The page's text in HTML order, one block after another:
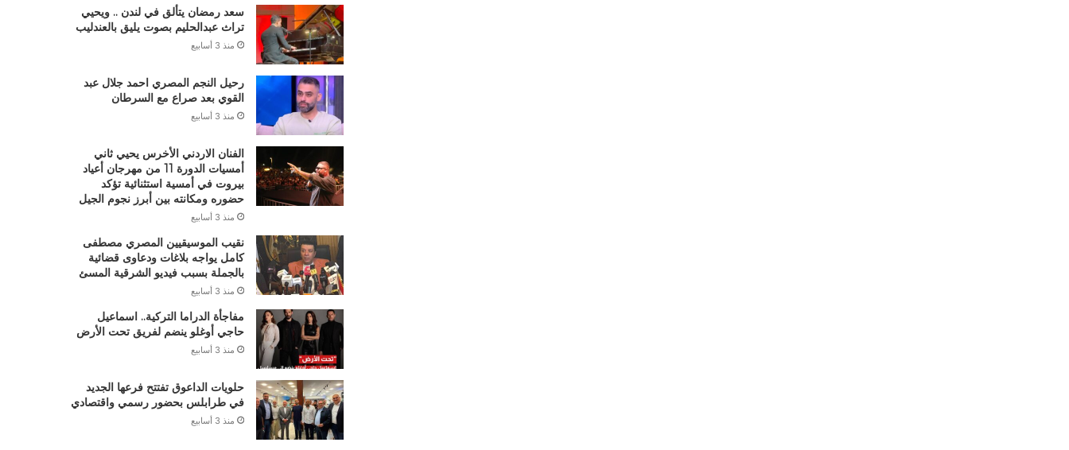
سعد رمضان يتألق في لندن .. ويحيي
تراث عبدالحليم بصوت يليق بالعندليب
منذ 3 أسابيع
رحيل النجم المصري احمد جلال عبد
القوي بعد صراع مع السرطان
منذ 3 أسابيع
الفنان الاردني الأخرس يحيي ثاني
أمسيات الدورة 11 من مهرجان أعياد
بيروت في أمسية استثنائية تؤكد
حضوره ومكانته بين أبرز نجوم الجيل
منذ 3 أسابيع
نقيب الموسيقيين المصري مصطفى
كامل يواجه بلاغات ودعاوى قضائية
بالجملة بسبب فيديو الشرقية المسئ
منذ 3 أسابيع
مفاجأة الدراما التركية.. اسماعيل
حاجي أوغلو ينضم لفريق تحت الأرض
منذ 3 أسابيع
حلويات الداعوق تفتتح فرعها الجديد
في طرابلس بحضور رسمي واقتصادي
منذ 3 أسابيع